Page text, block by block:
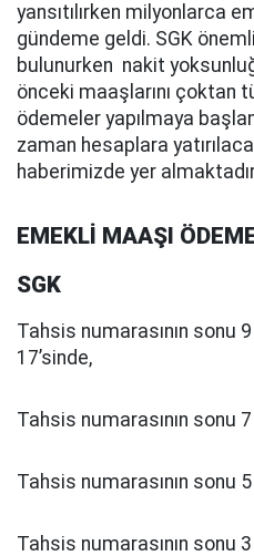
yansıtılırken milyonlarca
gündeme geldi. SGK
bulunurken nakit
önceki maaşlarını çoktan
ödemeler yapılmaya
zaman hesaplara
haberimizde yer
EMEKLİ MAAŞI
SGK
Tahsis numarasının sonu
17’sinde,
Tahsis numarasının sonu
Tahsis numarasının sonu
Tahsis numarasının sonu